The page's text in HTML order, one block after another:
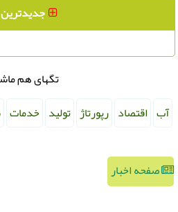
جدیدترین
تگهای هم
آب
اقتصاد رپورتاژ تولید خدمات
صفحه اخبار